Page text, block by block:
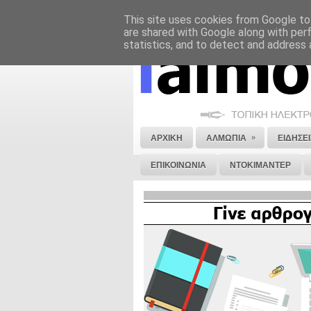
ΝΟΜΙΚΗ ΣΗΜΕΙΩΣΗ ΔΙΑΦΗΜΙΣΗ
ΑΡΧΙΚΗ ΑΛΜΩΠΙΑ »
ΕΠΙΚΟΙΝΩΝΙΑ ΝΤΟΚΙΜΑΝΤΕΡ
This site uses cookies from Google
are shared with Google along with
statistics, and to detect and address